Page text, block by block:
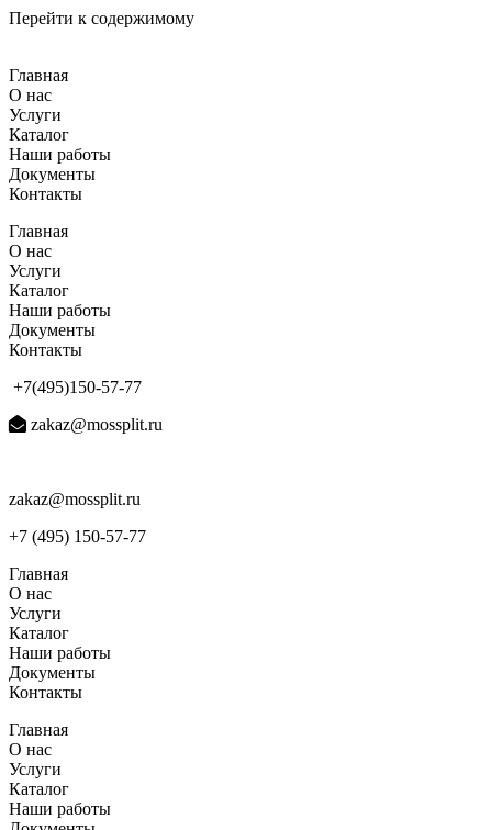
Перейти к содержимому
Главная
О нас
Услуги
Каталог
Наши работы
Документы
Контакты
Главная
О нас
Услуги
Каталог
Наши работы
Документы
Контакты
+7(495)150-57-77
zakaz@mossplit.ru
zakaz@mossplit.ru
+7 (495) 150-57-77
Главная
О нас
Услуги
Каталог
Наши работы
Документы
Контакты
Главная
О нас
Услуги
Каталог
Наши работы